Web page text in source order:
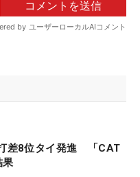
差8位タイ発進 「CAT
果